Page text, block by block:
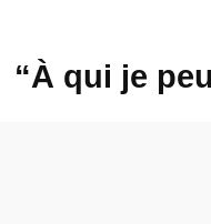
“À qui je